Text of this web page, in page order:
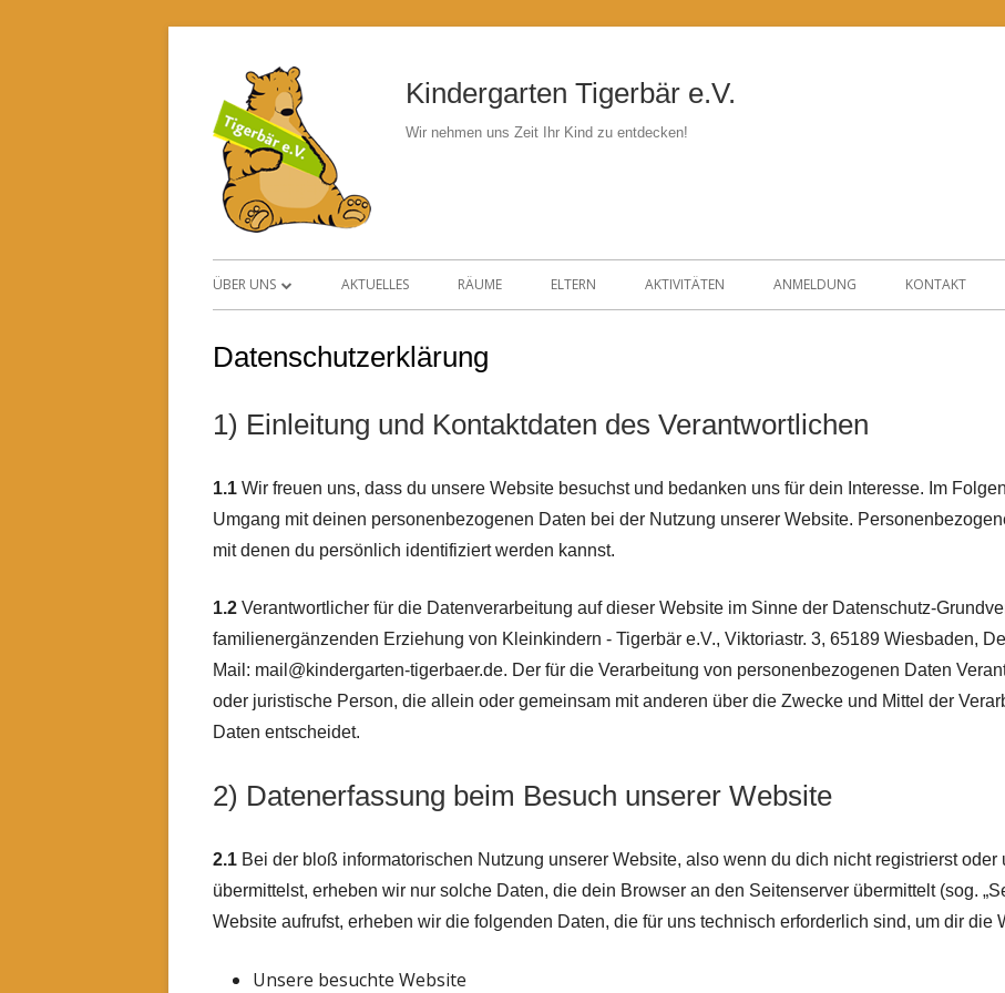
Kindergarten Tigerbär e.V.
Wir nehmen uns Zeit Ihr Kind zu entdecken!
Primäres
ÜBER UNS
UNSER TEAM
AKTUELLES RÄUME ELTERN AKTIVITÄTEN ANMELDUNG KONTAKT
Datenschutzerklärung
1) Einleitung und Kontaktdaten des Verantwortlichen
1.1 Wir freuen uns, dass du unsere Website besuchst und bedanken uns für dein Interesse. Im
Umgang mit deinen personenbezogenen Daten bei der Nutzung unserer Website.
mit denen du persönlich identifiziert werden kannst.
1.2 Verantwortlicher für die Datenverarbeitung auf dieser Website im Sinne der Datenschutz-
familienergänzenden Erziehung von Kleinkindern - Tigerbär e.V., Viktoriastr. 3, 65189 Wiesbaden,
Mail: mail@kindergarten-tigerbaer.de. Der für die Verarbeitung von personenbezogenen Daten
oder juristische Person, die allein oder gemeinsam mit anderen über die Zwecke und Mittel der
Daten entscheidet.
2) Datenerfassung beim Besuch unserer Website
2.1 Bei der bloß informatorischen Nutzung unserer Website, also wenn du dich nicht registrierst
übermittelst, erheben wir nur solche Daten, die dein Browser an den Seitenserver übermittelt (sog.
Website aufrufst, erheben wir die folgenden Daten, die für uns technisch erforderlich sind, um dir die
Unsere besuchte Website